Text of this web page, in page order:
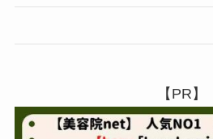
【PR】